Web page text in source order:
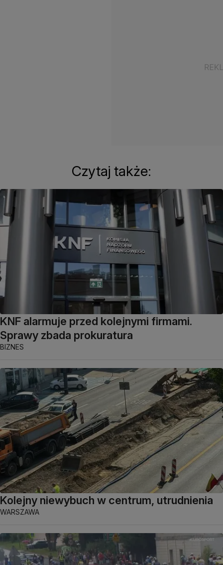
Czytaj także:
KNF alarmuje przed kolejnymi firmami.
Sprawy zbada prokuratura
BIZNES
Kolejny niewybuch w centrum, utrudnienia
WARSZAWA